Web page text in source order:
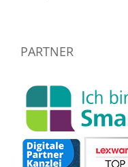
PARTNER